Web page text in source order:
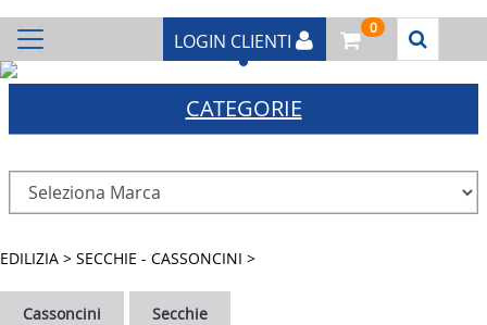
LOGIN CLIENTI
0
CATEGORIE
BULLONERIA-VITERIA
EDILIZIA
EDILIZIA > SECCHIE - CASSONCINI >
Cassoncini Secchie